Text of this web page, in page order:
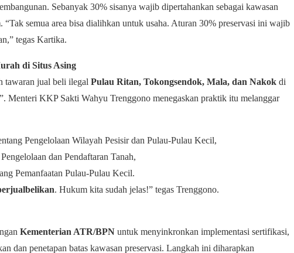
Sebanyak 30% sisanya wajib dipertahankan sebagai kawasan
“Tak semua area bisa dialihkan untuk usaha. Aturan 30% preservasi ini wajib
tegas Kartika.
di Situs Asing
tawaran jual beli ilegal Pulau Ritan, Tokongsendok, Mala, dan Nakok di
Menteri KKP Sakti Wahyu Trenggono menegaskan praktik itu melanggar
Pengelolaan Wilayah Pesisir dan Pulau-Pulau Kecil,
dan Pendaftaran Tanah,
Pemanfaatan Pulau-Pulau Kecil.
. Hukum kita sudah jelas!” tegas Trenggono.
Kementerian ATR/BPN untuk menyinkronkan implementasi sertifikasi,
dan penetapan batas kawasan preservasi. Langkah ini diharapkan